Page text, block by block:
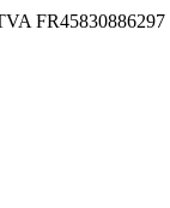
FR45830886297